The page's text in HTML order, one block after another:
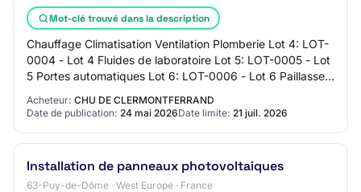
Mot-clé trouvé dans la description
Chauffage Climatisation Ventilation Plomberie Lot 4: LOT-
0004 - Lot 4 Fluides de laboratoire Lot 5: LOT-0005 - Lot
5 Portes automatiques Lot 6: LOT-0006 - Lot 6 Paillasses,
Acheteur: CHU DE CLERMONTFERRAND
Date de publication: 24 mai 2026Date limite: 21 juil. 2026
Installation de panneaux photovoltaiques
63-Puy-de-Dôme · West Europe · France